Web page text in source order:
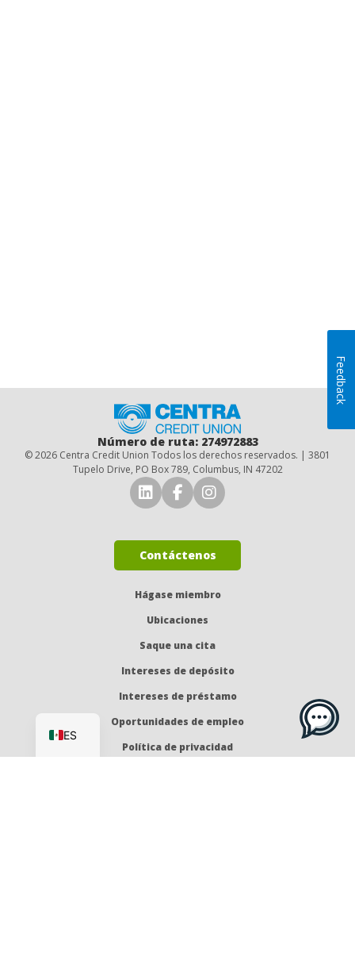
Número de ruta: 274972883
© 2026 Centra Credit Union Todos los derechos reservados. | 3801
Tupelo Drive, PO Box 789, Columbus, IN 47202
Conéctese con nosotros en
Conéctese con
Síguenos en
Contáctenos
Hágase miembro
Ubicaciones
Saque una cita
Intereses de depósito
Intereses de préstamo
Oportunidades de empleo
Política de privacidad
ES
Feedback